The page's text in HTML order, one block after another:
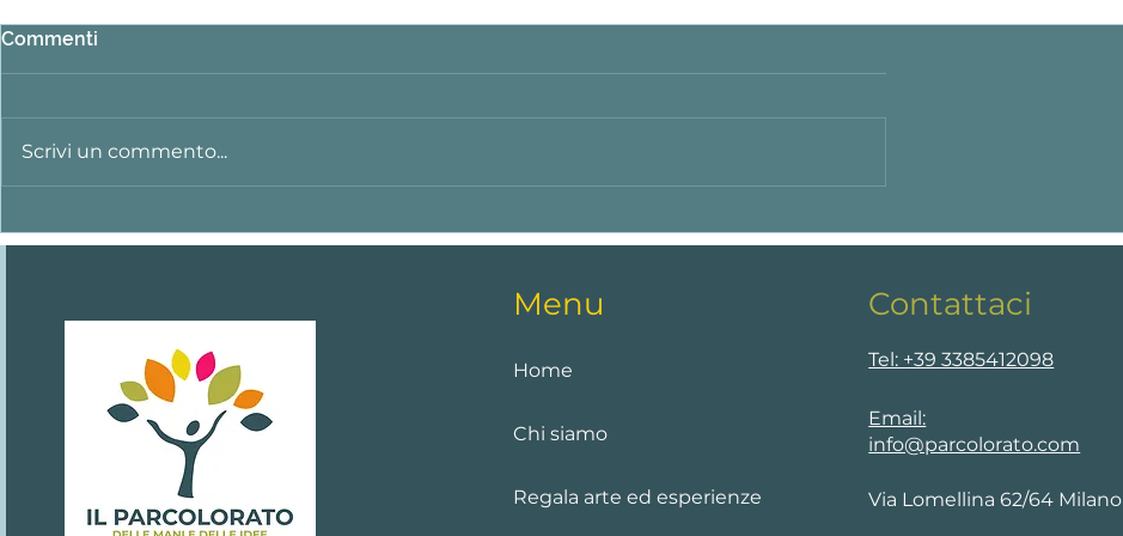
allievi del Parcolorato delle
imparare a disegnare: attiva
l'invecchiamento, calma
l'ansia, ma non solo.
Commenti
Scrivi un commento...
Menu
Home
Chi siamo
Regala arte ed esperienze
Contattaci
Tel: +39 3385412098
Email:
info@parcolorato.com
Via Lomellina 62/64 Milano